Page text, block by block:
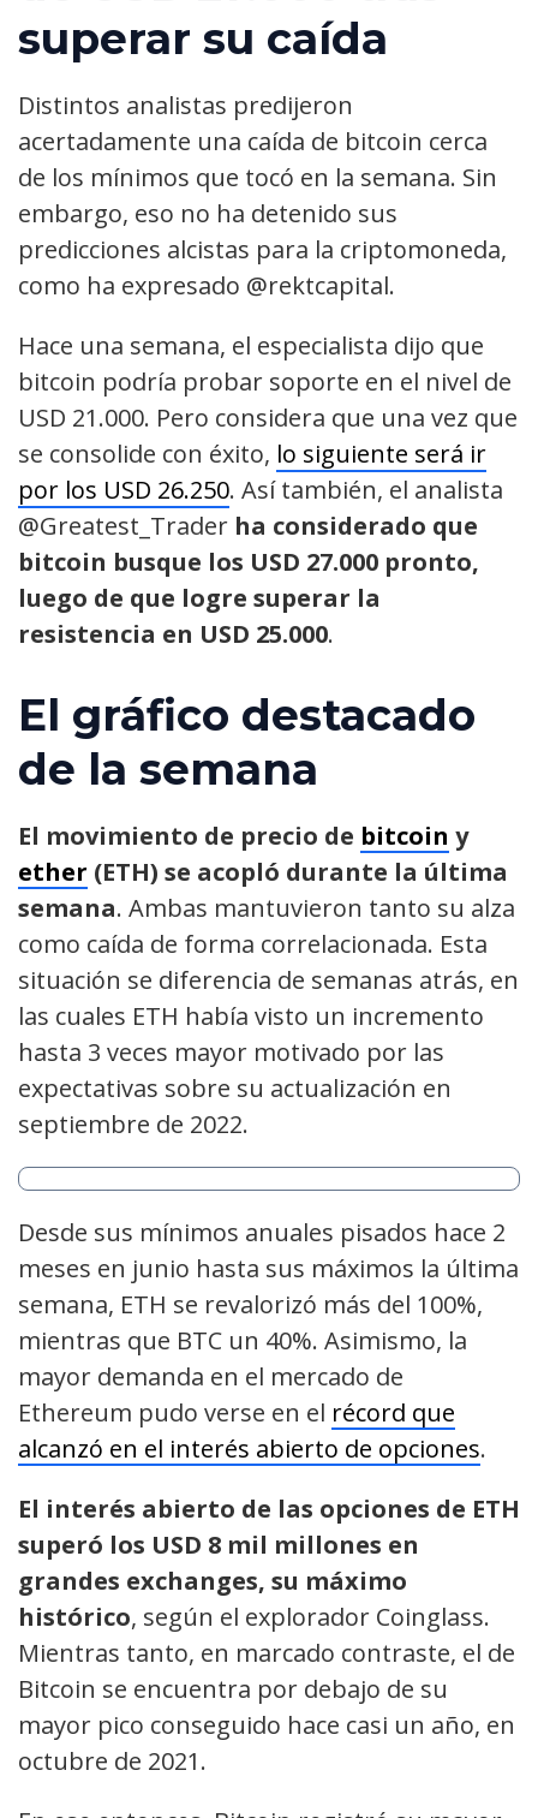
superar su caída
Distintos analistas predijeron
acertadamente una caída de bitcoin cerca
de los mínimos que tocó en la semana. Sin
embargo, eso no ha detenido sus
predicciones alcistas para la criptomoneda,
como ha expresado @rektcapital.
Hace una semana, el especialista dijo que
bitcoin podría probar soporte en el nivel de
USD 21.000. Pero considera que una vez que
se consolide con éxito, lo siguiente será ir
por los USD 26.250. Así también, el analista
@Greatest_Trader ha considerado que
bitcoin busque los USD 27.000 pronto,
luego de que logre superar la
resistencia en USD 25.000.
El gráfico destacado
de la semana
El movimiento de precio de bitcoin y
ether (ETH) se acopló durante la última
semana. Ambas mantuvieron tanto su alza
como caída de forma correlacionada. Esta
situación se diferencia de semanas atrás, en
las cuales ETH había visto un incremento
hasta 3 veces mayor motivado por las
expectativas sobre su actualización en
septiembre de 2022.
Desde sus mínimos anuales pisados hace 2
meses en junio hasta sus máximos la última
semana, ETH se revalorizó más del 100%,
mientras que BTC un 40%. Asimismo, la
mayor demanda en el mercado de
Ethereum pudo verse en el récord que
alcanzó en el interés abierto de opciones.
El interés abierto de las opciones de ETH
superó los USD 8 mil millones en
grandes exchanges, su máximo
histórico, según el explorador Coinglass.
Mientras tanto, en marcado contraste, el de
Bitcoin se encuentra por debajo de su
mayor pico conseguido hace casi un año, en
octubre de 2021.